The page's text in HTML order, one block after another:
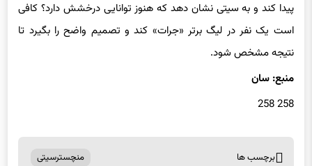
پیدا کند و به سیتی نشان دهد که هنوز توانایی درخشش دارد؟ کافی
است یک نفر در لیگ برتر «جرات» کند و تصمیم واضح را بگیرد تا
نتیجه مشخص شود.
منبع: سان
258 258
برچسب ها منچسترسیتی